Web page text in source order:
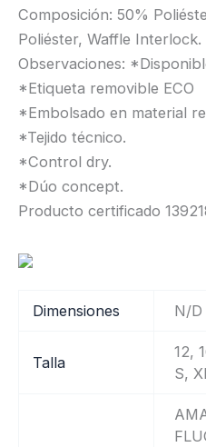
Composición: 50%
Poliéster, Waffle Interlock.
Observaciones:
*Etiqueta removible ECO
*Embolsado en material
*Tejido técnico.
*Control dry.
*Dúo concept.
Producto certificado
Dimensiones N/D
Talla
12,
S,